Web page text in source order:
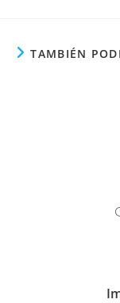
TAMBIÉN